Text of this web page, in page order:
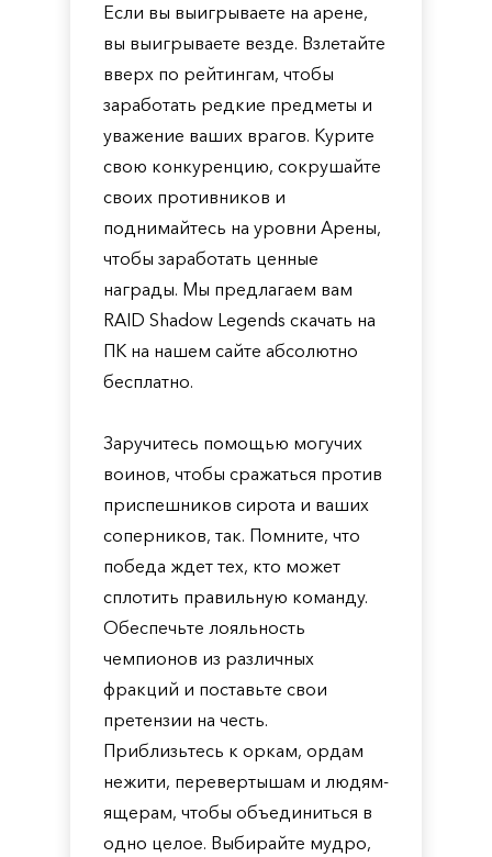
Если вы выигрываете на арене,
вы выигрываете везде. Взлетайте
вверх по рейтингам, чтобы
заработать редкие предметы и
уважение ваших врагов. Курите
свою конкуренцию, сокрушайте
своих противников и
поднимайтесь на уровни Арены,
чтобы заработать ценные
награды. Мы предлагаем вам
RAID Shadow Legends скачать на
ПК на нашем сайте абсолютно
бесплатно.
Заручитесь помощью могучих
воинов, чтобы сражаться против
приспешников сирота и ваших
соперников, так. Помните, что
победа ждет тех, кто может
сплотить правильную команду.
Обеспечьте лояльность
чемпионов из различных
фракций и поставьте свои
претензии на честь.
Приблизьтесь к оркам, ордам
нежити, перевертышам и людям-
ящерам, чтобы объединиться в
одно целое. Выбирайте мудро,